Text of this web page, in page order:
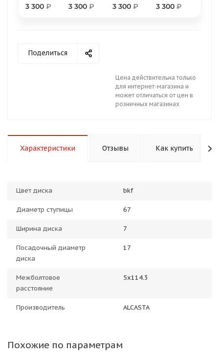
3 300 ₽ 3 300₽ 3 300 ₽ 3 300 ₽
Поделиться
Цена действительна только
для интернет-магазина и
может отличаться от цен в
розничных магазинах
Характеристики Отзывы Как купить
Цвет диска bkf
Диаметр ступицы 67
Ширина диска 7
Посадочный диаметр
диска
17
Межболтовое
расстояние
5x114.3
Производитель ALCASTA
Похожие по параметрам